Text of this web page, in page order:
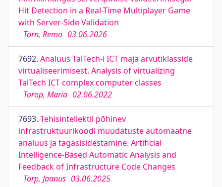
Hit Detection in a Real-Time Multiplayer Game
with Server-Side Validation
Torn, Remo 03.06.2026
7692. Analüüs TalTech-i ICT maja arvutiklasside
virtualiseerimisest. Analysis of virtualizing
TalTech ICT complex computer classes
Torop, Maria 02.06.2022
7693. Tehisintellektil põhinev
infrastruktuurikoodi muudatuste automaatne
analüüs ja tagasisidestamine. Artificial
Intelligence-Based Automatic Analysis and
Feedback of Infrastructure Code Changes
Torp, Jaanus 03.06.2025